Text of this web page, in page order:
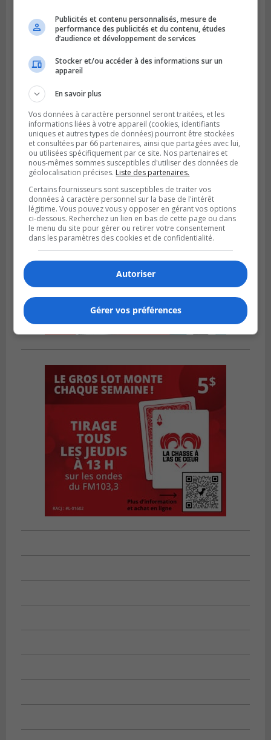
SAINT-CATHERINE
Publié le 30 juillet 2026 à 07h58
Sainte-Catherine prolonge son aide
financière au Complexe Le Partage
Publicités et contenu personnalisés, mesure de
performance des publicités et du contenu, études
d’audience et développement de services
Stocker et/ou accéder à des informations sur un
appareil
En savoir plus
Vos données à caractère personnel seront traitées, et les
informations liées à votre appareil (cookies, identifiants
uniques et autres types de données) pourront être stockées
et consultées par 66 partenaires, ainsi que partagées avec lui,
ou utilisées spécifiquement par ce site. Nos partenaires et
nous-mêmes sommes susceptibles d'utiliser des données de
géolocalisation précises. Liste des partenaires.
Certains fournisseurs sont susceptibles de traiter vos
données à caractère personnel sur la base de l'intérêt
légitime. Vous pouvez vous y opposer en gérant vos options
ci-dessous. Recherchez un lien en bas de cette page ou dans
le menu du site pour gérer ou retirer votre consentement
dans les paramètres des cookies et de confidentialité.
Autoriser
Gérer vos préférences